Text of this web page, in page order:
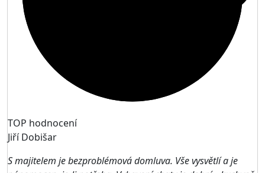
TOP hodnocení
Jiří Dobišar
S majitelem je bezproblémová domluva. Vše vysvětlí a je